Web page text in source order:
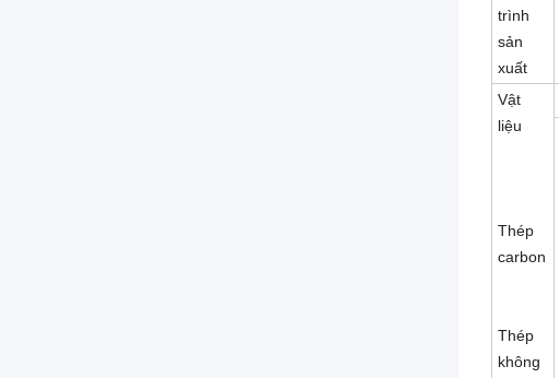
trình
sản
xuất
Vật
liệu
Thép
carbon
Thép
không